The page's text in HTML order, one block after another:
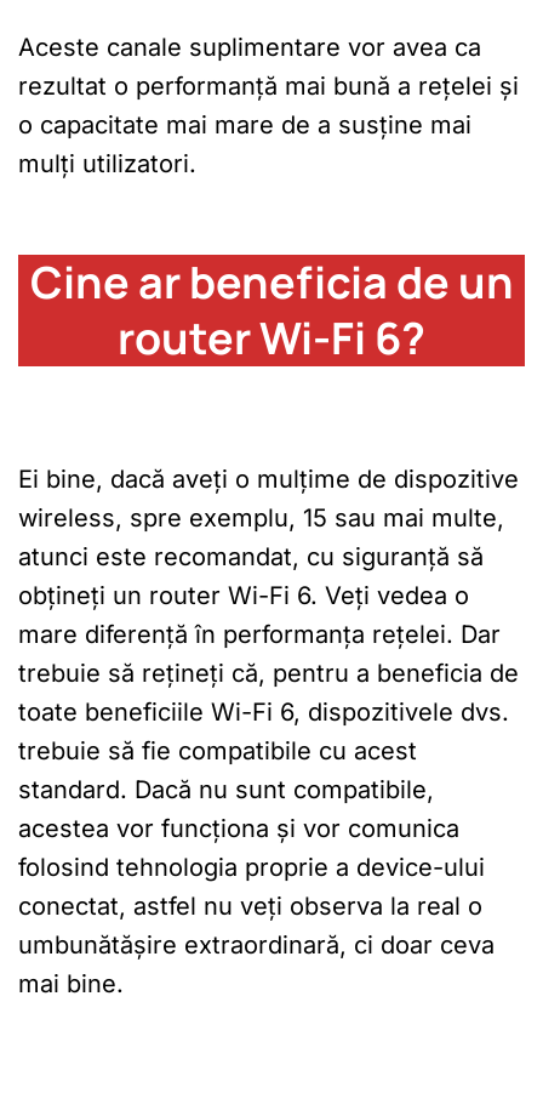
Aceste canale suplimentare vor avea ca
rezultat o performanță mai bună a rețelei și
o capacitate mai mare de a susține mai
mulți utilizatori.
Cine ar beneficia de un
router Wi-Fi 6?
Ei bine, dacă aveți o mulțime de dispozitive
wireless, spre exemplu, 15 sau mai multe,
atunci este recomandat, cu siguranță să
obțineți un router Wi-Fi 6. Veți vedea o
mare diferență în performanța rețelei. Dar
trebuie să rețineți că, pentru a beneficia de
toate beneficiile Wi-Fi 6, dispozitivele dvs.
trebuie să fie compatibile cu acest
standard. Dacă nu sunt compatibile,
acestea vor funcționa și vor comunica
folosind tehnologia proprie a device-ului
conectat, astfel nu veți observa la real o
umbunătășire extraordinară, ci doar ceva
mai bine.